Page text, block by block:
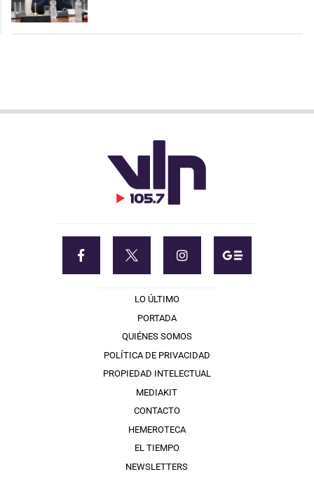
LO ÚLTIMO
PORTADA
QUIÉNES SOMOS
POLÍTICA DE PRIVACIDAD
PROPIEDAD INTELECTUAL
MEDIAKIT
CONTACTO
HEMEROTECA
EL TIEMPO
NEWSLETTERS